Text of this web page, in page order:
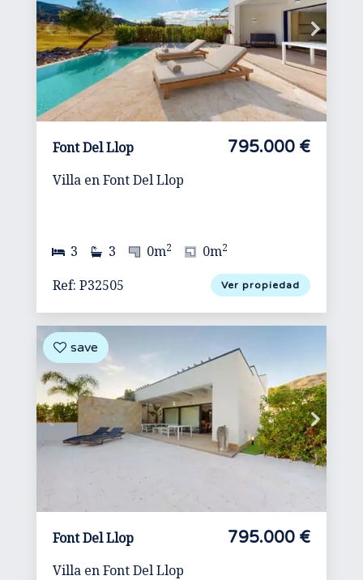
Font Del Llop 795.000 €
Villa en Font Del Llop
3 3 0m2 0m2
Ref: P32505 Ver propiedad
Font Del Llop 795.000 €
Villa en Font Del Llop